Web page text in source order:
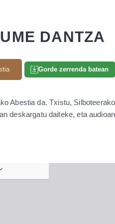
DANTZA
Gorde zerrenda batean
Abestia da. Txistu,
deskargatu daiteke, eta